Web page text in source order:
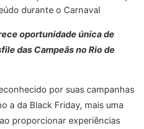
oportunidade única de
das Campeãs no Rio de
por suas campanhas
a da Black Friday, mais uma
proporcionar experiências